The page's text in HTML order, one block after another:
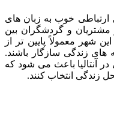
ارتباطی خوب به زبان‌ های
مشتریان و گردشگران بین‌
شهر معمولاً پایین‌ تر از
های زندگی سازگار باشند.
آنتالیا باعث می‌ شود که
زندگی انتخاب کنند.​